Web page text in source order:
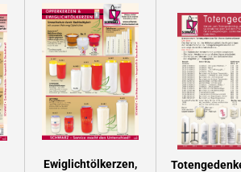
Ewiglichtölkerzen,